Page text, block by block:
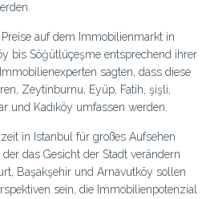
auf dem Immobilienmarkt in
bis Söğütlüçeşme entsprechend ihrer
sagten, dass diese
Zeytinburnu, Eyüp, Fatih, şişli,
und Kadıköy umfassen werden.
in Istanbul für großes Aufsehen
das Gesicht der Stadt verändern
Başakşehir und Arnavutköy sollen
sein, die Immobilienpotenzial